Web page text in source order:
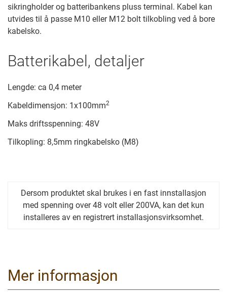
sikringholder og batteribankens pluss terminal. Kabel kan
utvides til å passe M10 eller M12 bolt tilkobling ved å bore
kabelsko.
Batterikabel, detaljer
Lengde: ca 0,4 meter
Kabeldimensjon: 1x100mm2
Maks driftsspenning: 48V
Tilkopling: 8,5mm ringkabelsko (M8)
Dersom produktet skal brukes i en fast innstallasjon
med spenning over 48 volt eller 200VA, kan det kun
installeres av en registrert installasjonsvirksomhet.
Mer informasjon